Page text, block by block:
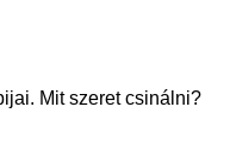
Mit szeret csinálni?